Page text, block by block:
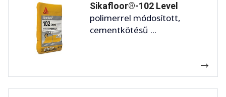
Sikafloor®-102 Level
polimerrel módosított,
cementkötésű ...